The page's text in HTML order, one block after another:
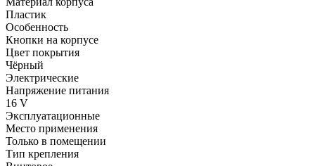
Пластик
Особенность
Кнопки на корпусе
Цвет покрытия
Чёрный
Электрические
Напряжение питания
16 V
Эксплуатационные
Место применения
Только в помещении
Тип крепления